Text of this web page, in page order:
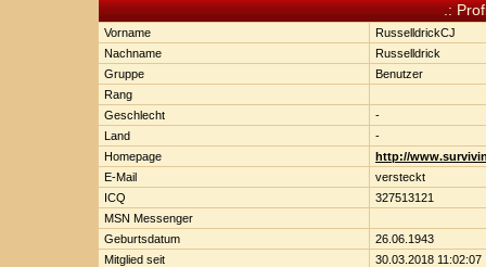
.:
Vorname
RusselldrickCJ
Nachname
Russelldrick
Gruppe
Benutzer
Rang
Geschlecht
-
Land
-
Homepage
http://
E-Mail
versteckt
ICQ
327513121
MSN Messenger
Geburtsdatum
26.06.1943
Mitglied seit
30.03.2018 11:02:07